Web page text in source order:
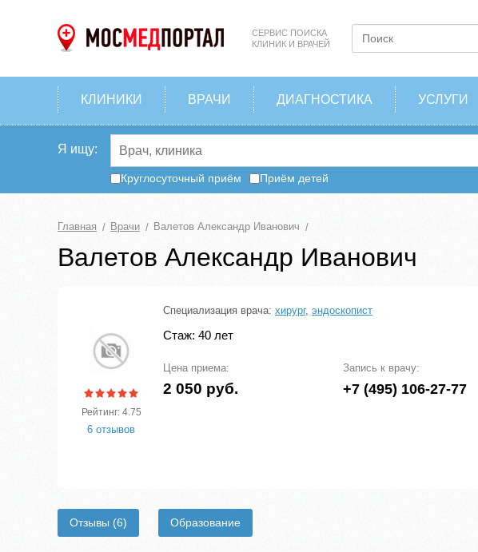
СЕРВИС ПОИСКА
КЛИНИК И ВРАЧЕЙ
КЛИНИКИ ВРАЧИ ДИАГНОСТИКА УСЛУГИ
Я ищу:
Круглосуточный приём Приём детей
Главная Врачи Валетов Александр Иванович
Валетов Александр Иванович
Рейтинг: 4.75
6 отзывов
Специализация врача: хирург, эндоскопист
Стаж: 40 лет
Цена приема:
2 050 руб.
Запись к врачу:
+7 (495) 106-27-77
Отзывы (6) Образование